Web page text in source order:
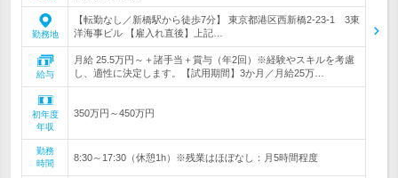
勤務地
【転勤なし／新橋駅から徒歩7分】 東京都港区西新橋2-23-1 3東
洋海事ビル 【雇入れ直後】上記…
給与
月給 25.5万円～＋諸手当＋賞与（年2回）※経験やスキルを考慮
し、適性に決定します。【試用期間】3か月／月給25万…
初年度
年収
350万円～450万円
勤務
時間
8:30～17:30（休憩1h）※残業はほぼなし：月5時間程度